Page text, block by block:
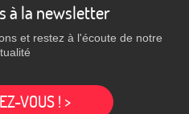
à la newsletter
et restez à l'écoute de notre
VOUS ! >